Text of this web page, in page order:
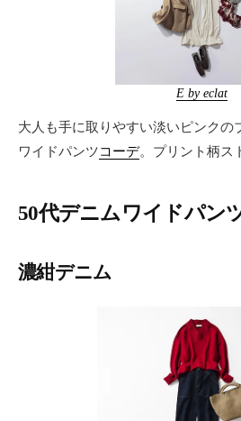
E by eclat
大人も手に取りやすい淡いピンクの
ワイドパンツコーデ。プリント柄ス
50代デニムワイドパン
濃紺デニム